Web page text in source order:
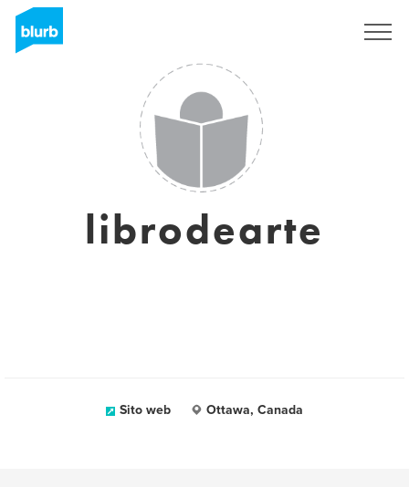
librodearte
Sito web Ottawa, Canada